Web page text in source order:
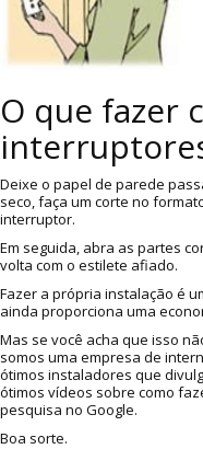
O que fazer
Deixe o papel de parede
seco, faça um corte no
interruptor.
Em seguida, abra as partes
volta com o estilete afiado.
Fazer a própria instalação é
ainda proporciona uma
Mas se você acha que isso
somos uma empresa de
ótimos instaladores que
ótimos vídeos sobre como
pesquisa no Google.
Boa sorte.